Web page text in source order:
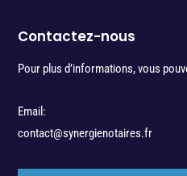
Contactez-nous
Pour plus d’informations, vous
Email:
contact@synergienotaires.fr